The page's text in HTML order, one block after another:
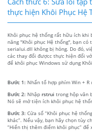
thực hiện Khôi Phục Hệ
Khôi phục hệ thống rất hữu ích
năng "Khôi phục Hệ thống", bạn
serialui.dll không bị hỏng. Do đó,
các thay đổi đượcc thực hiện đối
để khôi phục Windows sử dụng
Bước 1: Nhấn tổ hợp phím Win +
Bước 2: Nhập rstrui trong hộp văn
Nó sẽ mở tiện ích khôi phục hệ
Bước 3: Cửa sổ “Khôi phục hệ
khác”. Nếu vậy, bạn hãy chọn tùy
“Hiển thị thêm điểm khôi phục” để